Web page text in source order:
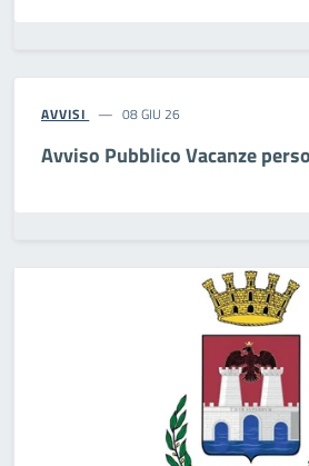
AVVISI 08 GIU 26
Avviso Pubblico Vacanze